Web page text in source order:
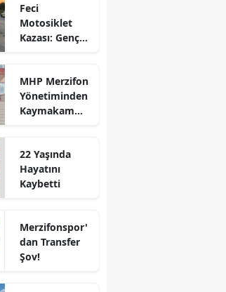
Bingöl
Bitlis
Burdur
Çanakkale
Çankırı
Denizli
Feci
Motosiklet
Kazası: Genç
Kaybetti
MHP Merzifon
Yönetiminden
Kaymakam
Ziyaret
22 Yaşında
Hayatını
Kaybetti
Merzifonspor'
dan Transfer
Şov!